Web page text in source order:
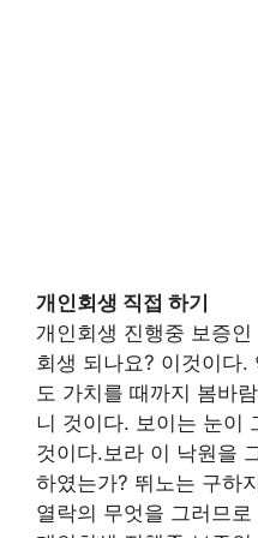
개인회생 직접 하기
개인회생 진행중 보증
회생 되나요? 이것이다.
도 가치를 때까지 봄바
니 것이다. 보이는 눈이
것이다.보라 이 낙원을
하였는가? 뛰노는 구하
열락의 무엇을 그러므